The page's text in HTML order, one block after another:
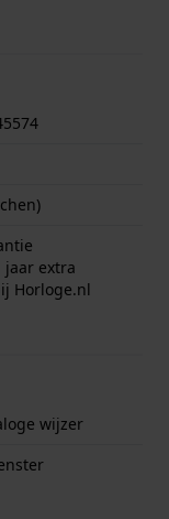
jaar extra
Horloge.nl
wijzer